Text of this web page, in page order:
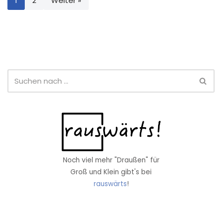
Noch viel mehr "Draußen" für
Groß und Klein gibt's bei
rauswärts!